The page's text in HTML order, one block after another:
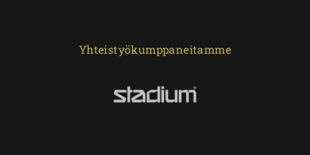
Yhteistyökumppaneitamme